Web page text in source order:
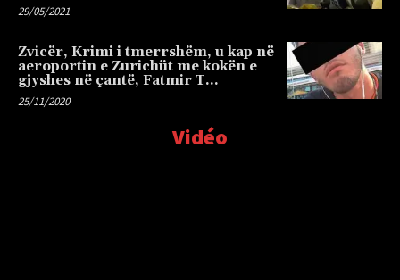
29/05/2021
Zvicër, Krimi i tmerrshëm, u kap në
aeroportin e Zurichüt me kokën e
gjyshes në çantë, Fatmir T…
25/11/2020
Vidéo